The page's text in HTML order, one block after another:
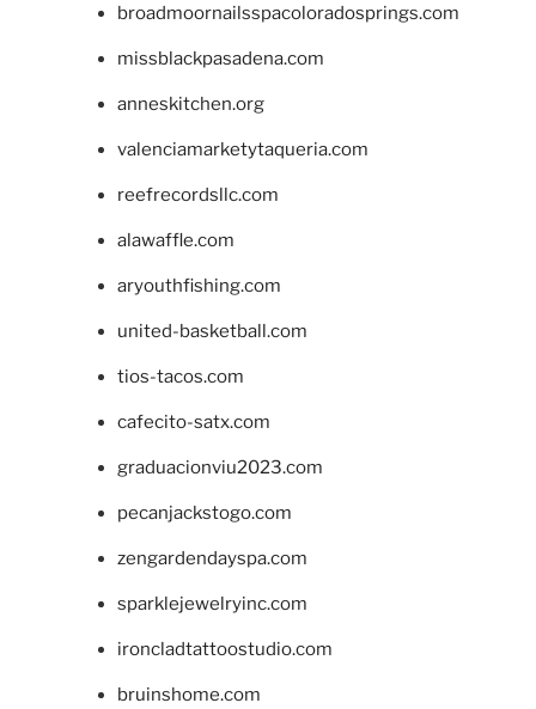
broadmoornailsspacoloradosprings.com
missblackpasadena.com
anneskitchen.org
valenciamarketytaqueria.com
reefrecordsllc.com
alawaffle.com
aryouthfishing.com
united-basketball.com
tios-tacos.com
cafecito-satx.com
graduacionviu2023.com
pecanjackstogo.com
zengardendayspa.com
sparklejewelryinc.com
ironcladtattoostudio.com
bruinshome.com